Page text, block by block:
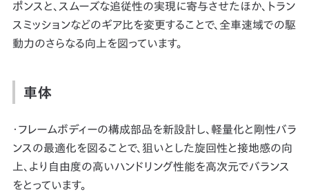
ポンスと、スムーズな追従性の実現に寄与させたほか、トラン
スミッションなどのギア比を変更することで、全車速域での駆
動力のさらなる向上を図っています。
車体
・フレームボディーの構成部品を新設計し、軽量化と剛性バラ
ンスの最適化を図ることで、狙いとした旋回性と接地感の向
上、より自由度の高いハンドリング性能を高次元でバランス
をとっています。